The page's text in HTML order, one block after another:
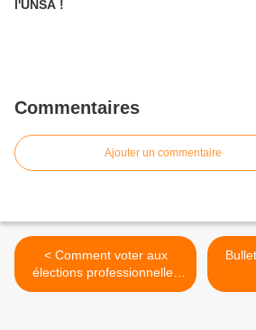
l'UNSA !
Commentaires
Ajouter un commentaire
< Comment voter aux
élections professionnelles
kyndryl france ?